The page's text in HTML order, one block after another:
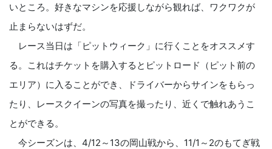
いところ。好きなマシンを応援しながら観れば、ワクワクが
止まらないはずだ。
レース当日は「ピットウィーク」に行くことをオススメす
る。これはチケットを購入するとピットロード（ピット前の
エリア）に入ることができ、ドライバーからサインをもらっ
たり、レースクイーンの写真を撮ったり、近くで触れあうこ
とができる。
今シーズンは、4/12～13の岡山戦から、11/1～2のもてぎ戦